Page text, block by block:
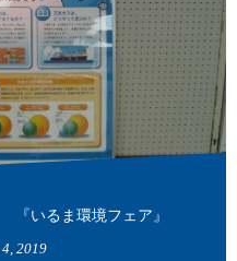
いるま環境フェア』
4, 2019